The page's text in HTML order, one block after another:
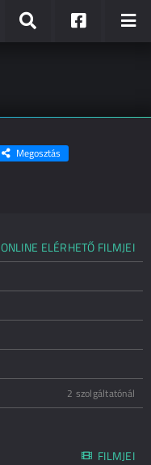
Megosztás
ONLINE ELÉRHETŐ FILMJEI
2 szolgáltatónál
FILMJEI